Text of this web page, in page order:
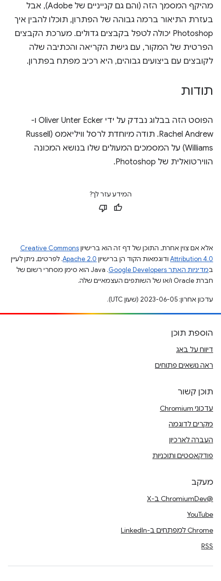
מהיקף המסמך הזה (והם גם קנייניים של Adobe), אבל
בעזרת התיאור ברמה גבוהה של הפתרון, תוכלו להבין איך
Photoshop יכולה לטפל בקבצים גדולים. מערכת הקבצים
הפרטית של המקור, עם גישת הקריאה והכתיבה שלה
לקובצים עם ביצועים גבוהים, היא רכיב מפתח בפתרון.
תודות
הפוסט הזה בבלוג נבדק על ידי Oliver Unter Ecker ו-
Rachel Andrew. תודה מיוחדת לרסל וויליאמס (Russell
Williams) על המסמכים המעולים שלו בנושא המכונה
הווירטואלית של Photoshop.
המידע עזר לך?
אלא אם צוין אחרת, התוכן של דף זה הוא ברישיוןCreative Commons
Attribution 4.0 ודוגמאות הקוד הן ברישיון Apache 2.0. לפרטים, ניתן לעיין
במדיניות האתר Google Developers‏
.‏ Java הוא סימן מסחרי רשום של
חברת Oracle ו/או של השותפים העצמאיים שלה.
עדכון אחרון: 2023-06-05 (שעון UTC).
הוספת תוכן
דיווח על באג
ראה נושאים פתוחים
תוכן קשור
עדכוני Chromium
מקרים לדוגמה
העברה לארכיון
פודקאסטים ותוכניות
מעקב
@ChromiumDev ב-X
YouTube
Chrome למפתחים ב-LinkedIn
RSS